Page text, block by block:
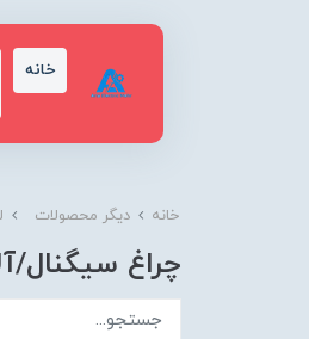
خانه
خانه دیگر محصولات
چراغ سیگنال/